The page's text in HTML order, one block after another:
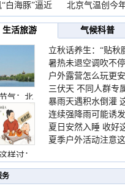
“白海豚”逼近
北京气温创今
生活旅游
气候科普
气：北
样过：
立秋话养生：“贴秋
着急 先清暑再防燥
暑热未退空调吹不
护住肩颈不酸痛
户外露营怎么玩更安
这份攻略请收好
三伏天 不同人群专
要点请收好
暴雨天遇积水倒灌
险提示请收好
连续强降雨可能诱
灾害 这些前兆要知
夏日安然入睡 收好
温小贴士
夏季户外活动注意
务